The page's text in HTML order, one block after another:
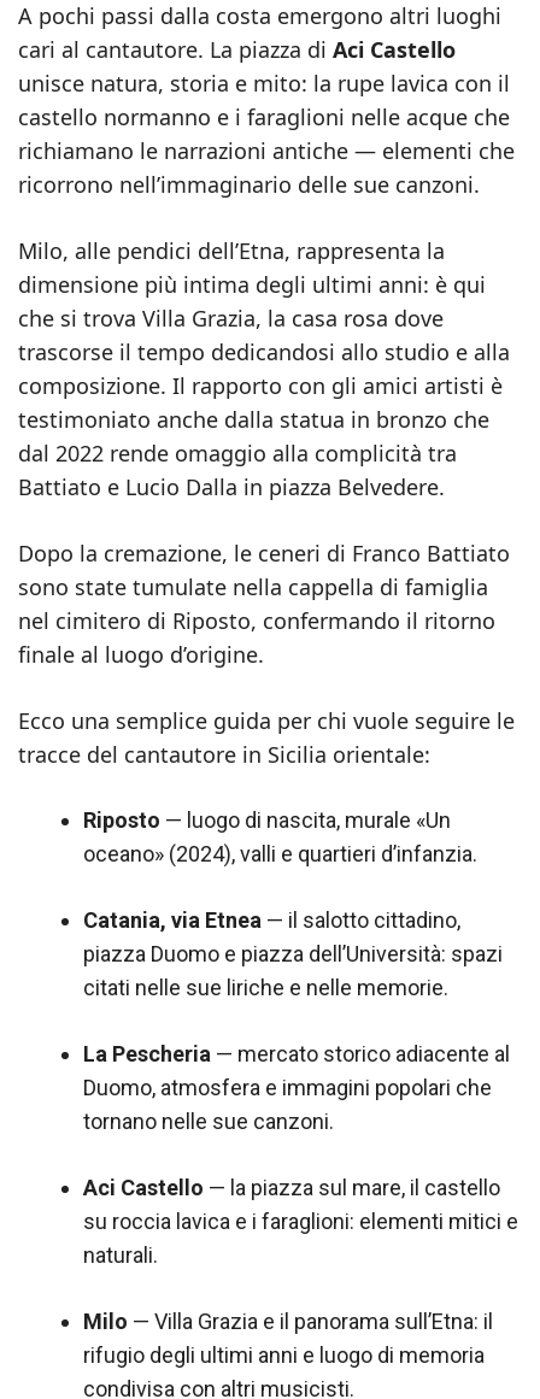
A pochi passi dalla costa emergono altri luoghi
cari al cantautore. La piazza di Aci Castello
unisce natura, storia e mito: la rupe lavica con il
castello normanno e i faraglioni nelle acque che
richiamano le narrazioni antiche — elementi che
ricorrono nell’immaginario delle sue canzoni.
Milo, alle pendici dell’Etna, rappresenta la
dimensione più intima degli ultimi anni: è qui
che si trova Villa Grazia, la casa rosa dove
trascorse il tempo dedicandosi allo studio e alla
composizione. Il rapporto con gli amici artisti è
testimoniato anche dalla statua in bronzo che
dal 2022 rende omaggio alla complicità tra
Battiato e Lucio Dalla in piazza Belvedere.
Dopo la cremazione, le ceneri di Franco Battiato
sono state tumulate nella cappella di famiglia
nel cimitero di Riposto, confermando il ritorno
finale al luogo d’origine.
Ecco una semplice guida per chi vuole seguire le
tracce del cantautore in Sicilia orientale:
Riposto — luogo di nascita, murale «Un
oceano» (2024), valli e quartieri d’infanzia.
Catania, via Etnea — il salotto cittadino,
piazza Duomo e piazza dell’Università: spazi
citati nelle sue liriche e nelle memorie.
La Pescheria — mercato storico adiacente al
Duomo, atmosfera e immagini popolari che
tornano nelle sue canzoni.
Aci Castello — la piazza sul mare, il castello
su roccia lavica e i faraglioni: elementi mitici e
naturali.
Milo — Villa Grazia e il panorama sull’Etna: il
rifugio degli ultimi anni e luogo di memoria
condivisa con altri musicisti.